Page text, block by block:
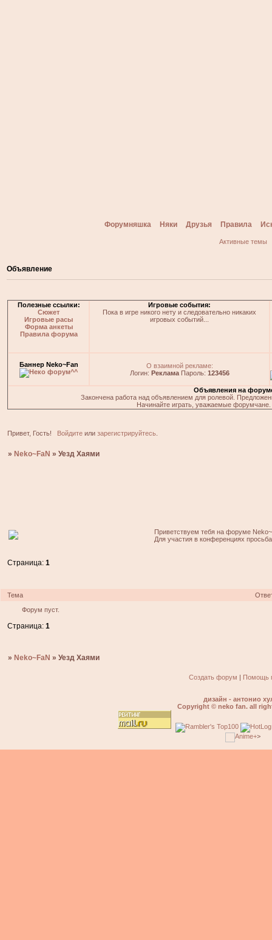
Форумняшка Няки Друзья Правила
Активные темы
Объявление
Полезные ссылки:
Сюжет
Игровые расы
Форма анкеты
Правила форума
Игровые события:
Пока в игре никого нету и следовательно никаких
игровых событий...
Баннер Neko~Fan
О взаимной рекламе:
Логин: РекламаПароль: 123456
Объявления на
Закончена работа над объявлением для ролевой.
Начинайте играть, уважаемые
Привет, Гость! Войдитеили зарегистрируйтесь.
» Neko~FaN »Уезд Хаями
Приветствуем тебя на форуме
Для участия в конференциях
Страница:1
Тема
Форум пуст.
Страница:1
» Neko~FaN »Уезд Хаями
Создать форум | Помощь
дизайн - антонио
Copyright © neko fan. all
>